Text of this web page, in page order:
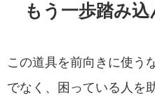
もう一歩踏み
この道具を前向きに使う
でなく、困っている人を